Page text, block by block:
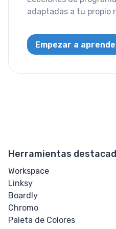
Visibilidad
List
Tamaño de
Espaciado de
Letras
Ajuste de
adaptadas a tu propio
Empezar a
Herramientas
Workspace
Linksy
Boardly
Chromo
Paleta de Colores